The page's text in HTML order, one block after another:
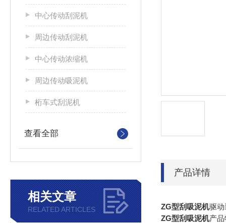
中心传动刮泥机
周边传动刮泥机
中心传动浓缩机
周边传动吸泥机
桁车式刮泥机
查看全部
相关文章
RELATED ARTICLES
产品详情
ZG型刮吸泥机驱
ZG型刮吸泥机产